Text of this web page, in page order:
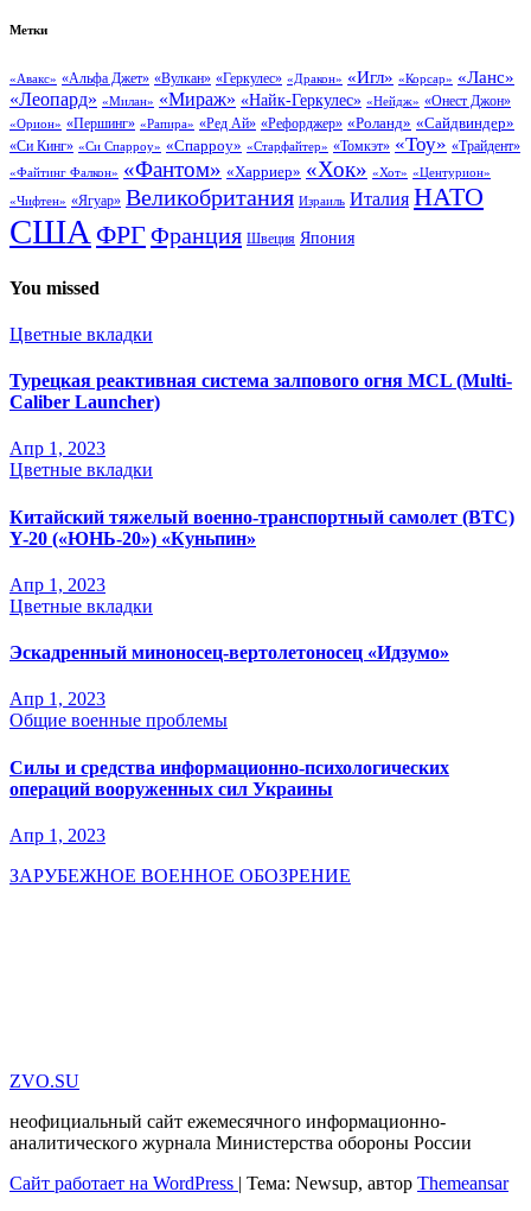
Метки
«Авакс» «Альфа Джет» «Вулкан» «Геркулес» «Дракон» «Игл» «Корсар» «Ланс»
«Леопард» «Милан» «Мираж» «Найк-Геркулес» «Нейдж» «Онест Джон»
«Орион» «Першинг» «Рапира» «Ред Ай» «Рефорджер» «Роланд» «Сайдвиндер»
«Си Кинг» «Си Спарроу» «Спарроу» «Старфайтер» «Томкэт» «Тоу» «Трайдент»
«Файтинг Фалкон» «Фантом» «Харриер» «Хок» «Хот» «Центурион»
«Чифтен» «Ягуар» Великобритания Израиль Италия НАТО
США ФРГ Франция Швеция Япония
You missed
Цветные вкладки
Турецкая реактивная система залпового огня MCL (Multi-
Caliber Launcher)
Апр 1, 2023
Цветные вкладки
Китайский тяжелый военно-транспортный самолет (BTC)
Y-20 («ЮНЬ-20») «Куньпин»
Апр 1, 2023
Цветные вкладки
Эскадренный миноносец-вертолетоносец «Идзумо»
Апр 1, 2023
Общие военные проблемы
Силы и средства информационно-психологических
операций вооруженных сил Украины
Апр 1, 2023
ЗАРУБЕЖНОЕ ВОЕННОЕ ОБОЗРЕНИЕ
ZVO.SU
неофициальный сайт ежемесячного информационно-
аналитического журнала Министерства обороны России
Сайт работает на WordPress | Тема: Newsup, автор Themeansar